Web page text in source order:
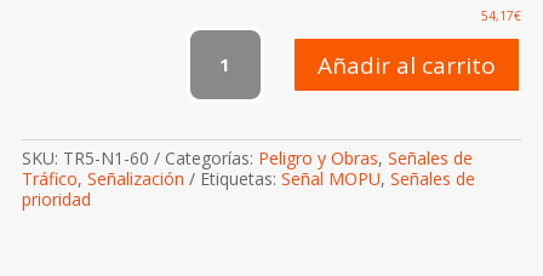
54,17€
TR-
Prioridad
al
contrario
(Obras)
cantidad
Añadir al carrito
SKU: TR5-N1-60 Categorías: Peligro y Obras, Señales de
Tráfico, Señalización Etiquetas: Señal MOPU, Señales de
prioridad